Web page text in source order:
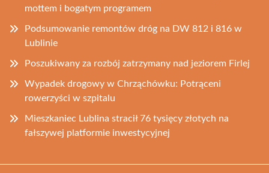
mottem i bogatym programem
Podsumowanie remontów dróg na DW 812 i 816 w
Lublinie
Poszukiwany za rozbój zatrzymany nad jeziorem Firlej
Wypadek drogowy w Chrząchówku: Potrąceni
rowerzyści w szpitalu
Mieszkaniec Lublina stracił 76 tysięcy złotych na
fałszywej platformie inwestycyjnej